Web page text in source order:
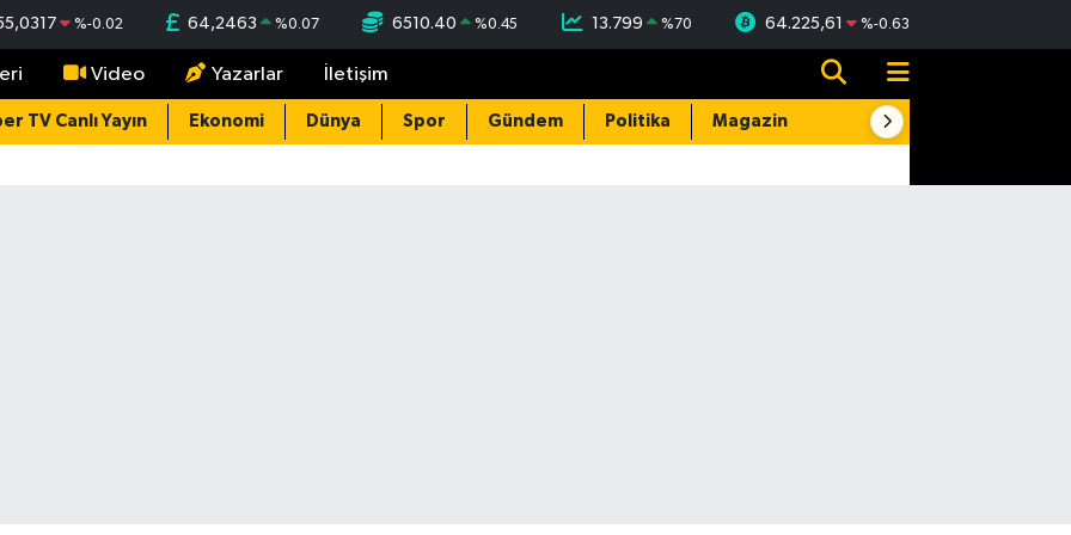
%-0.02 64,2463 %0.07 6510.40 %0.45 13.799 %70 64.225,61 %-0.63
Video Yazarlar İletişim
TV Canlı Yayın Ekonomi Dünya Spor Gündem Politika Magazin Resmi İlanlar